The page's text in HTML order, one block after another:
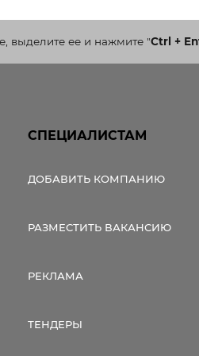
выделите ее и нажмите"Ctrl +
СПЕЦИАЛИСТАМ
ДОБАВИТЬ КОМПАНИЮ
РАЗМЕСТИТЬ ВАКАНСИЮ
РЕКЛАМА
ТЕНДЕРЫ